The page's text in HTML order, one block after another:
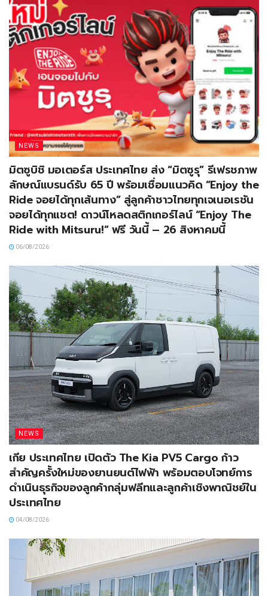
NEWS
มิตซูบิชิ มอเตอร์ส ประเทศไทย ส่ง “มิตซูรุ” รีเฟรชภาพ
ลักษณ์แบรนด์รับ 65 ปี พร้อมเชื่อมแนวคิด “Enjoy the
Ride จอยได้ทุกเส้นทาง” สู่ลูกค้าชาวไทยทุกเจเนอเรชัน
จอยได้ทุกแชต! ดาวน์โหลดสติกเกอร์ไลน์ “Enjoy The
Ride with Mitsuru!” ฟรี วันนี้ – 26 สิงหาคมนี้
06/08/2026
NEWS
เกีย ประเทศไทย เปิดตัว The Kia PV5 Cargo ก้าว
สำคัญครั้งใหม่ของยานยนต์ไฟฟ้า พร้อมตอบโจทย์การ
ดำเนินธุรกิจของลูกค้ากลุ่มฟลีทและลูกค้าเชิงพาณิชย์ใน
ประเทศไทย
04/08/2026